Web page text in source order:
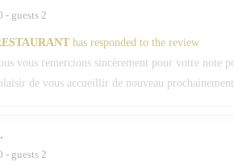
- guests 2
has responded to the review
vous remercions sincèrement pour votre note
de vous accueillir de nouveau
- guests 2